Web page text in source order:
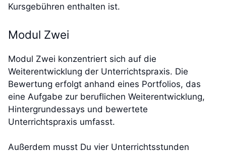
Kursgebühren enthalten ist.
Modul Zwei
Modul Zwei konzentriert sich auf die
Weiterentwicklung der Unterrichtspraxis. Die
Bewertung erfolgt anhand eines Portfolios, das
eine Aufgabe zur beruflichen Weiterentwicklung,
Hintergrundessays und bewertete
Unterrichtspraxis umfasst.
Außerdem musst Du vier Unterrichtsstunden